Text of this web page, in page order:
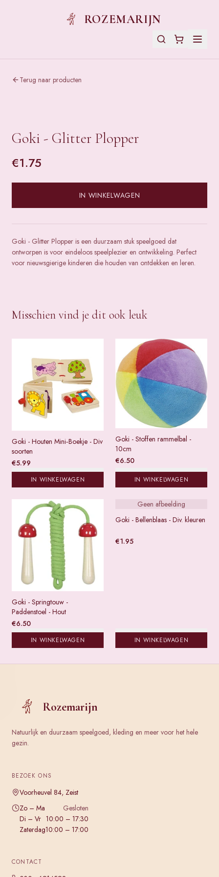
ROZEMARIJN
Terug naar producten
Goki - Glitter Plopper
€1.75
IN WINKELWAGEN
Goki - Glitter Plopper is een duurzaam stuk speelgoed dat
ontworpen is voor eindeloos speelplezier en ontwikkeling. Perfect
voor nieuwsgierige kinderen die houden van ontdekken en leren.
Misschien vind je dit ook leuk
Goki - Houten Mini‑Boekje - Div
soorten
€5.99
IN WINKELWAGEN
Goki - Stoffen rammelbal -
10cm
€6.50
IN WINKELWAGEN
Goki - Springtouw -
Paddenstoel - Hout
€6.50
IN WINKELWAGEN
Geen afbeelding
Goki - Bellenblaas - Div. kleuren
€1.95
IN WINKELWAGEN
Rozemarijn
Natuurlijk en duurzaam speelgoed, kleding en meer voor het hele
gezin.
BEZOEK ONS
Voorheuvel 84, Zeist
Zo – Ma
Gesloten
Di – Vr 10:00 – 17:30
Zaterdag10:00 – 17:00
CONTACT